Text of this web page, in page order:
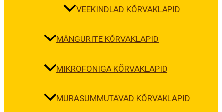
VEEKINDLAD KÕRVAKLAPID
MÄNGURITE KÕRVAKLAPID
MIKROFONIGA KÕRVAKLAPID
MÜRASUMMUTAVAD KÕRVAKLAPID